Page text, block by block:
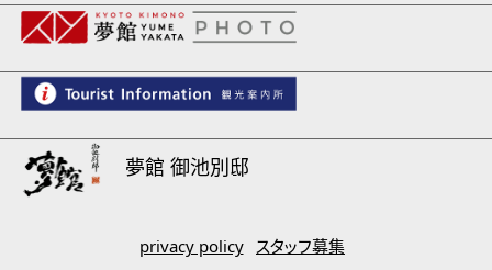
夢館 御池別邸
privacy policy スタッフ募集